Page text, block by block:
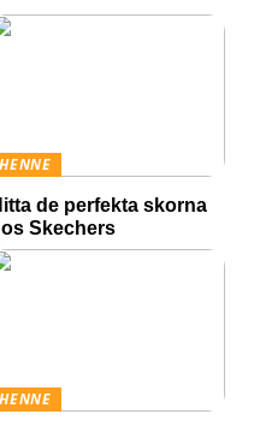
HENNE
de perfekta skorna
Skechers
HENNE